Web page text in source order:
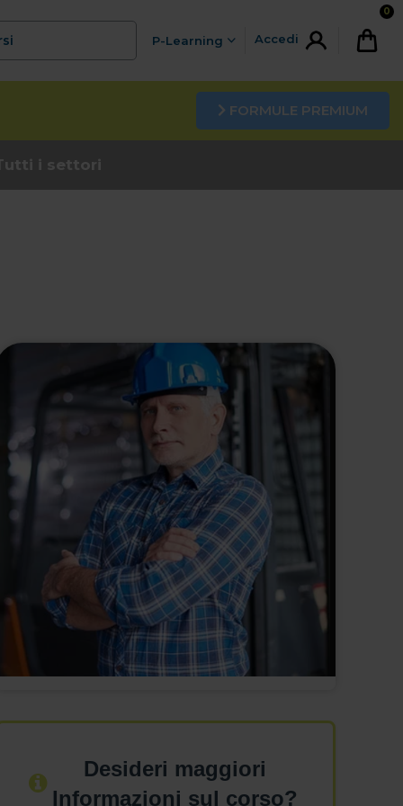
P-Learning Accedi
0
FORMULE PREMIUM
i settori
Desideri maggiori
Informazioni sul corso?